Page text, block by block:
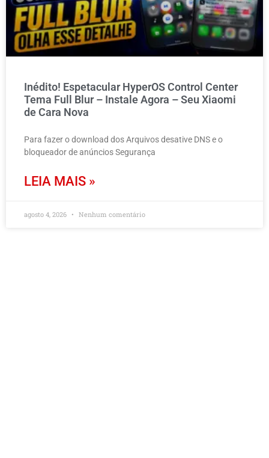
Inédito! Espetacular HyperOS Control Center
Tema Full Blur – Instale Agora – Seu Xiaomi
de Cara Nova
Para fazer o download dos Arquivos desative DNS e o
bloqueador de anúncios Segurança
LEIA MAIS »
agosto 4, 2026 Nenhum comentário